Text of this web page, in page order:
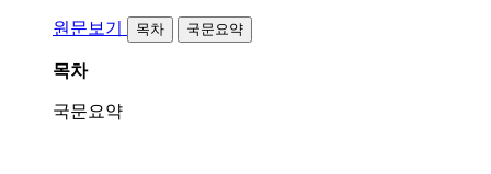
원문보기 목차 국문요약
목차
국문요약